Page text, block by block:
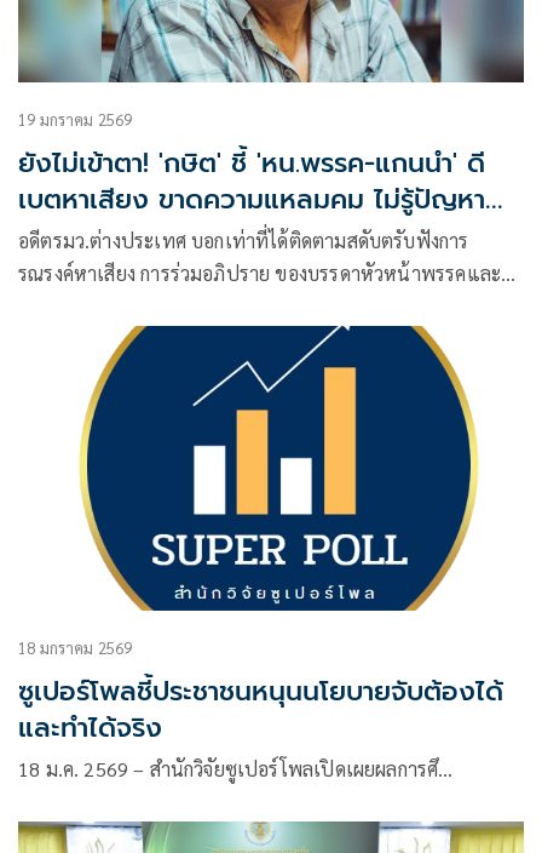
19 มกราคม 2569
ยังไม่เข้าตา! 'กษิต' ชี้ 'หน.พรรค-แกนนำ' ดี
เบตหาเสียง ขาดความแหลมคม ไม่รู้ปัญหา
สังคมไทยจริง
อดีตรมว.ต่างประเทศ บอกเท่าที่ได้ติดตามสดับตรับฟังการ
รณรงค์หาเสียง การร่วมอภิปราย ของบรรดาหัวหน้าพรรคและ
18 มกราคม 2569
ซูเปอร์โพลชี้ประชาชนหนุนนโยบายจับต้องได้
และทำได้จริง
18 ม.ค. 2569 – สำนักวิจัยซูเปอร์โพลเปิดเผยผลการศึ…